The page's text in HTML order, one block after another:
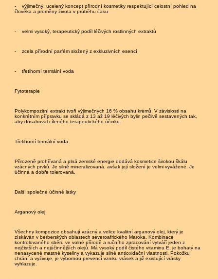
- výjimečný, ucelený koncept přírodní kosmetiky respektující celostní pohled na
člověka a proměny života v průběhu času
- velmi vysoký, terapeutický podíl léčivých rostlinných extraktů
- zcela přírodní parfém složený z exkluzivních esencí
- třetihorní termální voda
Fytoterapie
Polykompozitní extrakt tvoří výjimečných 16 % obsahu krémů. V závislosti na
konkrétním přípravku se skládá z 13 až 19 léčivých bylin pečlivě sestavených tak,
aby dosahoval cíleného terapeutického účinku.
Třetihorní termální voda
Přirozeně prohřívaná a plná zemské energie dodává kosmetice širokou škálu
vzácných prvků. Je silně mineralizovaná, avšak její složení je velmi vyvážené. Je
účinná a dobře tolerovaná.
Další společné účinné látky
Arganový olej
Všechny kompozice obsahují vzácný a velice kvalitní arganový olej, který je
získáván v berberských oblastech severoafrického Maroka. Kombinace
kontrolovaného sběru ve volné přírodě a ručního zpracování vytváří jeden z
nejčistších a nejúčinnějších olejů. Má vysoký podíl čistého vitaminu E, je bohatý na
nenasycené mastné kyseliny a vykazuje silné antioxidační vlastnosti. Pokožku
chrání a vyživuje, je výbornou prevencí vzniku vrásek a již existující vrásky
vyhlazuje.